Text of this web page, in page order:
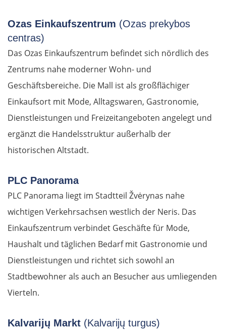
Ozas Einkaufszentrum (Ozas prekybos
centras)
Das Ozas Einkaufszentrum befindet sich nördlich des
Zentrums nahe moderner Wohn- und
Geschäftsbereiche. Die Mall ist als großflächiger
Einkaufsort mit Mode, Alltagswaren, Gastronomie,
Dienstleistungen und Freizeitangeboten angelegt und
ergänzt die Handelsstruktur außerhalb der
historischen Altstadt.
PLC Panorama
PLC Panorama liegt im Stadtteil Žvėrynas nahe
wichtigen Verkehrsachsen westlich der Neris. Das
Einkaufszentrum verbindet Geschäfte für Mode,
Haushalt und täglichen Bedarf mit Gastronomie und
Dienstleistungen und richtet sich sowohl an
Stadtbewohner als auch an Besucher aus umliegenden
Vierteln.
Kalvarijų Markt (Kalvarijų turgus)